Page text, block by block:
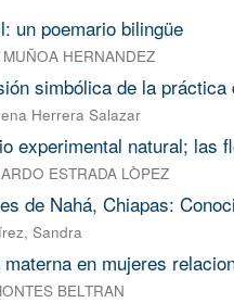
un poemario bilingüe
HERNANDEZ
simbólica de la práctica
Herrera Salazar
experimental natural; las
ESTRADA LÒPEZ
de Nahá, Chiapas:
Sandra
en mujeres
BELTRAN